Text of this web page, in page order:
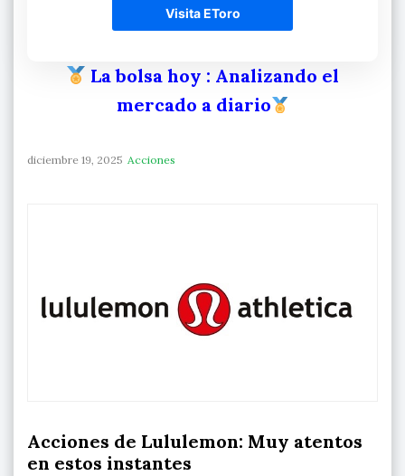
Visita EToro
La bolsa hoy : Analizando el
mercado a diario
diciembre 19, 2025 Acciones
Acciones de Lululemon: Muy atentos
en estos instantes